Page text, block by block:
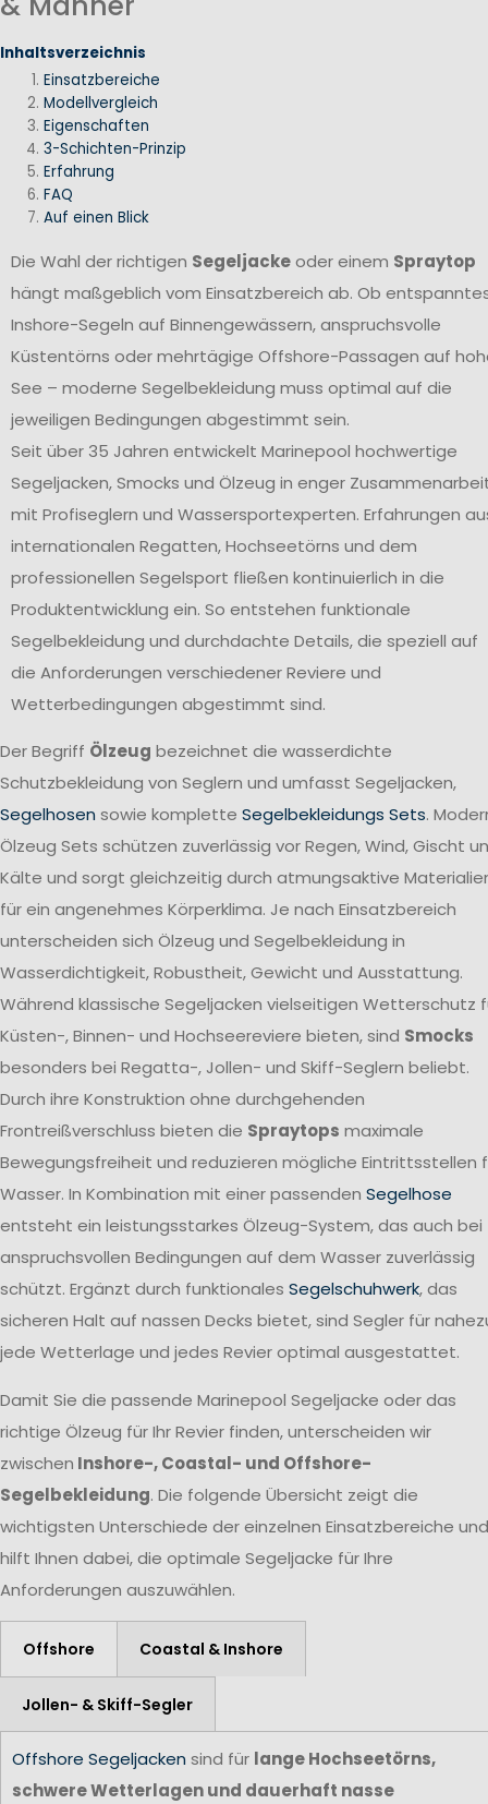
Inhaltsverzeichnis
Einsatzbereiche
Modellvergleich
Eigenschaften
3-Schichten-Prinzip
Erfahrung
FAQ
Auf einen Blick
Die Wahl der richtigen Segeljackeoder einem Spraytop
hängt maßgeblich vom Einsatzbereich ab. Ob
Inshore-Segeln auf Binnengewässern, anspruchsvolle
Küstentörns oder mehrtägige Offshore-Passagen auf
See – moderne Segelbekleidung muss optimal auf die
jeweiligen Bedingungen abgestimmt sein.
Seit über 35 Jahren entwickelt Marinepool hochwertige
Segeljacken, Smocks und Ölzeug in enger
mit Profiseglern und Wassersportexperten. Erfahrungen
internationalen Regatten, Hochseetörns und dem
professionellen Segelsport fließen kontinuierlich in die
Produktentwicklung ein. So entstehen funktionale
Segelbekleidung und durchdachte Details, die speziell auf
die Anforderungen verschiedener Reviere und
Wetterbedingungen abgestimmt sind.
Der Begriff Ölzeug bezeichnet die wasserdichte
Schutzbekleidung von Seglern und umfasst Segeljacken,
Segelhosen sowie komplette Segelbekleidungs Sets.
Ölzeug Sets schützen zuverlässig vor Regen, Wind, Gischt
Kälte und sorgt gleichzeitig durch atmungsaktive
für ein angenehmes Körperklima. Je nach Einsatzbereich
unterscheiden sich Ölzeug und Segelbekleidung in
Wasserdichtigkeit, Robustheit, Gewicht und Ausstattung.
Während klassische Segeljacken vielseitigen Wetterschutz
Küsten-, Binnen- und Hochseereviere bieten, sind Smocks
besonders bei Regatta-, Jollen- und Skiff-Seglern beliebt.
Durch ihre Konstruktion ohne durchgehenden
Frontreißverschluss bieten die Spraytops maximale
Bewegungsfreiheit und reduzieren mögliche Eintrittsstellen
Wasser. In Kombination mit einer passenden Segelhose
entsteht ein leistungsstarkes Ölzeug-System, das auch bei
anspruchsvollen Bedingungen auf dem Wasser zuverlässig
schützt. Ergänzt durch funktionales Segelschuhwerk, das
sicheren Halt auf nassen Decks bietet, sind Segler für
jede Wetterlage und jedes Revier optimal ausgestattet.
Damit Sie die passende Marinepool Segeljacke oder das
richtige Ölzeug für Ihr Revier finden, unterscheiden wir
zwischen Inshore-, Coastal- und Offshore-
Segelbekleidung. Die folgende Übersicht zeigt die
wichtigsten Unterschiede der einzelnen Einsatzbereiche und
hilft Ihnen dabei, die optimale Segeljacke für Ihre
Anforderungen auszuwählen.
Offshore Coastal & Inshore
Jollen- & Skiff-Segler
Offshore Segeljacken sind für lange Hochseetörns,
schwere Wetterlagen und dauerhaft nasse